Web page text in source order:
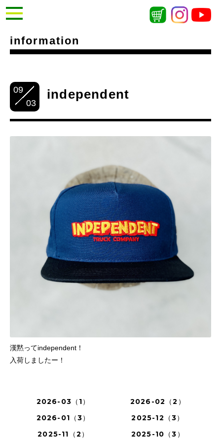
information
09
03
independent
漢黙ってindependent！
入荷しましたー！
2026-03（1）
2026-02（2）
2026-01（3）
2025-12（3）
2025-11（2）
2025-10（3）